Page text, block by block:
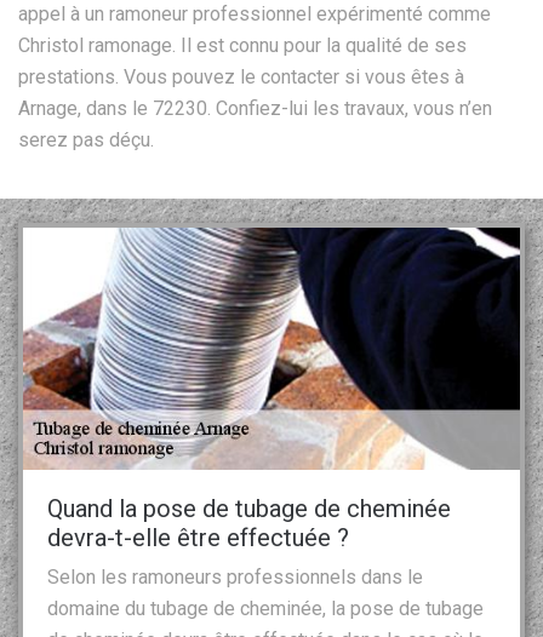
appel à un ramoneur professionnel expérimenté comme
Christol ramonage. Il est connu pour la qualité de ses
prestations. Vous pouvez le contacter si vous êtes à
Arnage, dans le 72230. Confiez-lui les travaux, vous n’en
serez pas déçu.
Quand la pose de tubage de cheminée
devra-t-elle être effectuée ?
Selon les ramoneurs professionnels dans le
domaine du tubage de cheminée, la pose de tubage